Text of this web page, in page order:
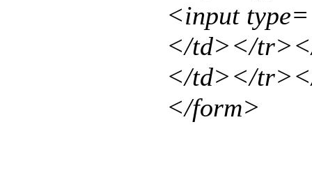
<input
</td></
</td></
</form>